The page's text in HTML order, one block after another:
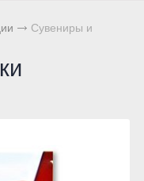
Сувениры и